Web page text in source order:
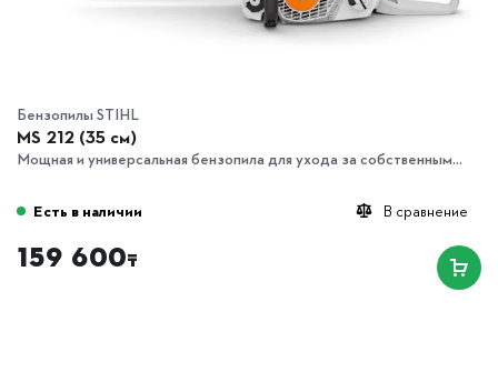
Бензопилы STIHL
MS 212 (35 см)
Мощная и универсальная бензопила для ухода за собственным...
В сравнение
Есть в наличии
159 600₸